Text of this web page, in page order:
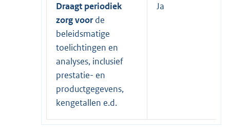
Draagt periodiek
zorg voorde
beleidsmatige
toelichtingen en
analyses, inclusief
prestatie- en
productgegevens,
kengetallen e.d.
Ja